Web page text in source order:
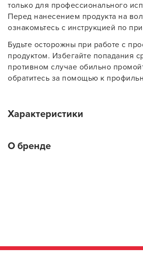
только для профессионального
Перед нанесением продукта на
ознакомьтесь с инструкцией по
Будьте осторожны при работе с
продуктом. Избегайте попадания
противном случае обильно
обратитесь за помощью к
Характеристики
Краска для волос
О бренде
Professional – качественная
УСТАНОВИТЬ ИЗ